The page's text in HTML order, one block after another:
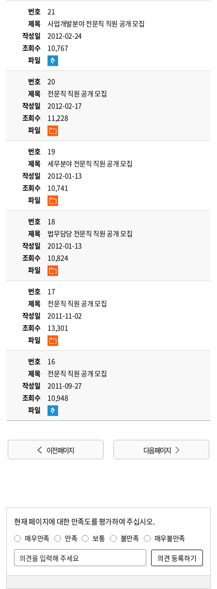
번호
21
제목
사업개발분야 전문직 직원 공개 모집
작성일
2012-02-24
조회수
10,767
파일
번호
20
제목
전문직 직원 공개 모집
작성일
2012-02-17
조회수
11,228
파일
번호
19
제목
세무분야 전문직 직원 공개 모집
작성일
2012-01-13
조회수
10,741
파일
번호
18
제목
법무담당 전문직 직원 공개 모집
작성일
2012-01-13
조회수
10,824
파일
번호
17
제목
전문직 직원 공개 모집
작성일
2011-11-02
조회수
13,301
파일
번호
16
제목
전문직 직원 공개 모집
작성일
2011-09-27
조회수
10,948
파일
이전 페이지 다음 페이지
현재 페이지에 대한 만족도를 평가하여 주십시오.
매우만족 만족 보통 불만족 매우불만족